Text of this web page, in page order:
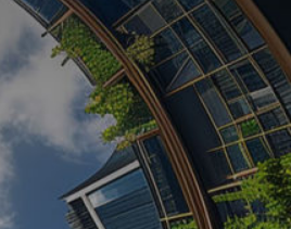
vrijednostima
Prijavi se!